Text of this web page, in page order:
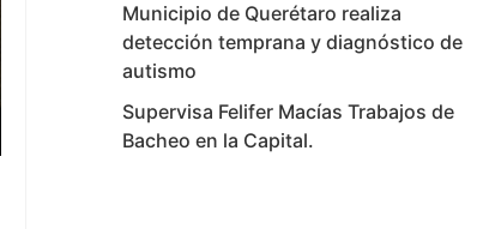
Municipio de Querétaro realiza
detección temprana y diagnóstico de
autismo
Supervisa Felifer Macías Trabajos de
Bacheo en la Capital.